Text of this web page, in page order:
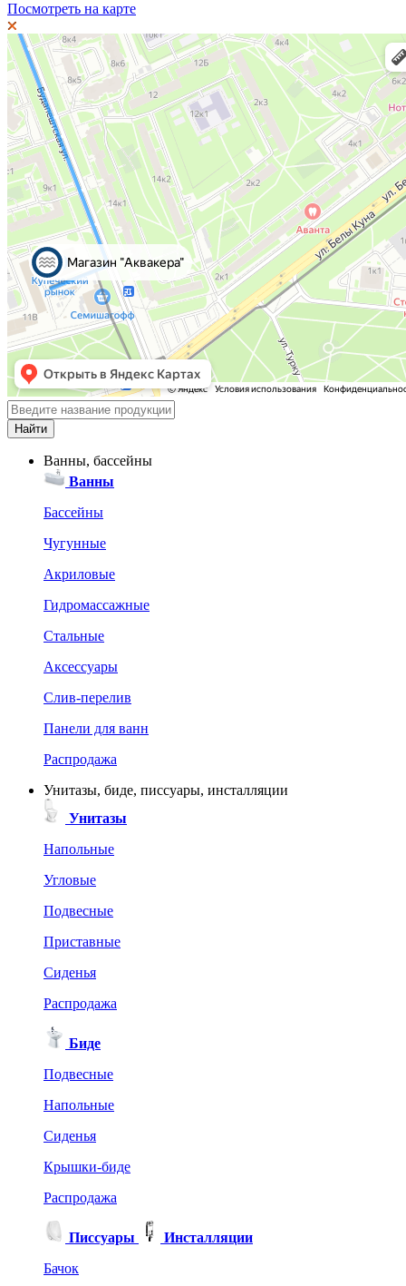
Посмотреть на карте
Ванны, бассейны
Ванны
Бассейны
Чугунные
Акриловые
Гидромассажные
Стальные
Аксессуары
Слив-перелив
Панели для ванн
Распродажа
Унитазы, биде, писсуары, инсталляции
Унитазы
Напольные
Угловые
Подвесные
Приставные
Сиденья
Распродажа
Биде
Подвесные
Напольные
Сиденья
Крышки-биде
Распродажа
Писсуары
Инсталляции
Бачок